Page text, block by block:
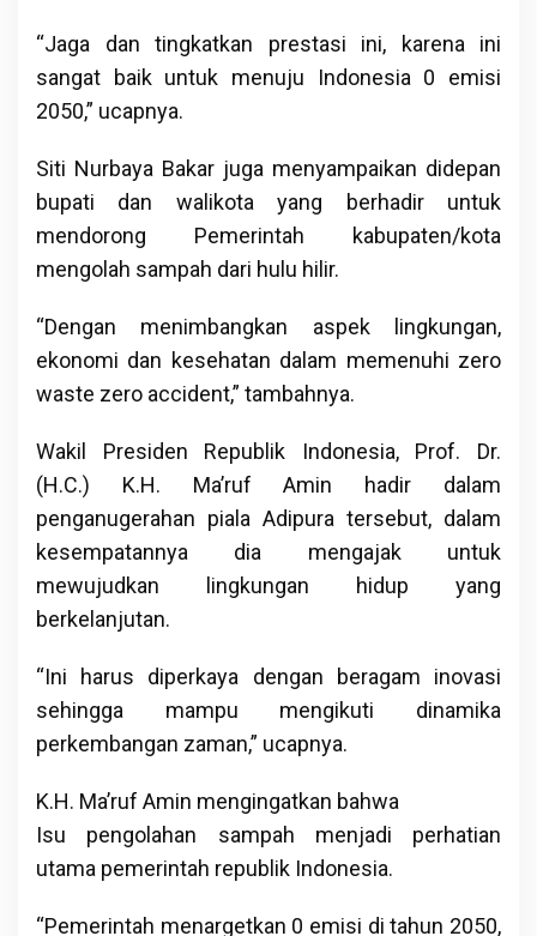
“Jaga dan tingkatkan prestasi ini, karena ini
sangat baik untuk menuju Indonesia 0 emisi
2050,” ucapnya.
Siti Nurbaya Bakar juga menyampaikan didepan
bupati dan walikota yang berhadir untuk
mendorong Pemerintah kabupaten/kota
mengolah sampah dari hulu hilir.
“Dengan menimbangkan aspek lingkungan,
ekonomi dan kesehatan dalam memenuhi zero
waste zero accident,” tambahnya.
Wakil Presiden Republik Indonesia, Prof. Dr.
(H.C.) K.H. Ma’ruf Amin hadir dalam
penganugerahan piala Adipura tersebut, dalam
kesempatannya dia mengajak untuk
mewujudkan lingkungan hidup yang
berkelanjutan.
“Ini harus diperkaya dengan beragam inovasi
sehingga mampu mengikuti dinamika
perkembangan zaman,” ucapnya.
K.H. Ma’ruf Amin mengingatkan bahwa
Isu pengolahan sampah menjadi perhatian
utama pemerintah republik Indonesia.
“Pemerintah menargetkan 0 emisi di tahun 2050,